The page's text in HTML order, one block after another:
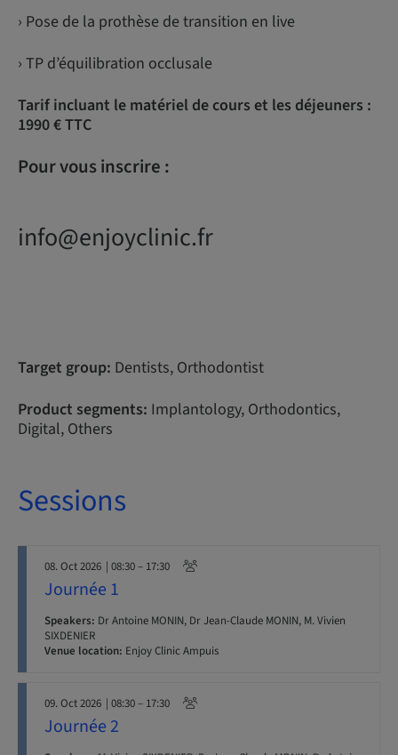
› Pose de la prothèse de transition en live
› TP d’équilibration occlusale
Tarif incluant le matériel de cours et les déjeuners :
1990 € TTC
Pour vous inscrire :
info@enjoyclinic.fr
Target group: Dentists, Orthodontist
Product segments: Implantology, Orthodontics,
Digital, Others
Sessions
08. Oct 2026 | 08:30 – 17:30
Journée 1
Speakers: Dr Antoine MONIN, Dr Jean-Claude MONIN, M. Vivien
SIXDENIER
Venue location: Enjoy Clinic Ampuis
09. Oct 2026 | 08:30 – 17:30
Journée 2